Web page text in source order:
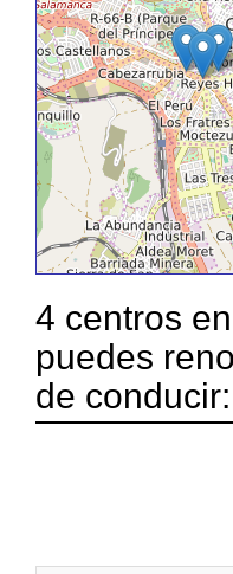
4 centros en
puedes
de conducir: